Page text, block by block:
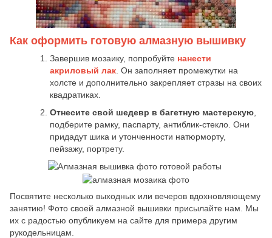
Как оформить готовую алмазную вышивку
Завершив мозаику, попробуйте нанести
акриловый лак. Он заполняет промежутки на
холсте и дополнительно закрепляет стразы на своих
квадратиках.
Отнесите свой шедевр в багетную мастерскую
подберите рамку, паспарту, антиблик-стекло. Они
придадут шика и утонченности натюрморту,
пейзажу, портрету.
Посвятите несколько выходных или вечеров вдохновляющему
занятию! Фото своей алмазной вышивки присылайте нам. Мы
их с радостью опубликуем на сайте для примера другим
рукодельницам.